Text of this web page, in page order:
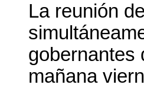
La reunión
gobernantes
mañana